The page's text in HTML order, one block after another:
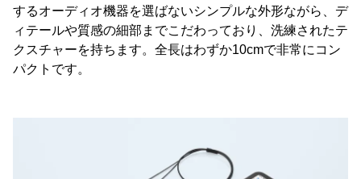
するオーディオ機器を選ばないシンプルな外形ながら、デ
ィテールや質感の細部までこだわっており、洗練されたテ
クスチャーを持ちます。全長はわずか10cmで非常にコン
パクトです。